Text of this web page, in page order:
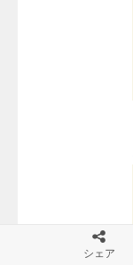
シェア